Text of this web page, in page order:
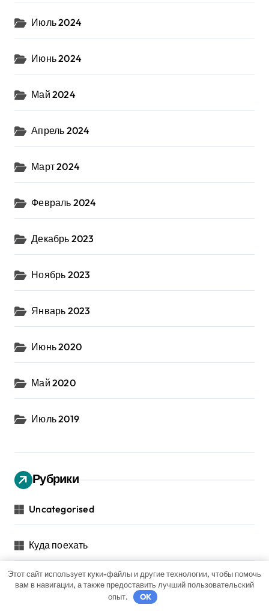
Июль 2024
Июнь 2024
Май 2024
Апрель 2024
Март 2024
Февраль 2024
Декабрь 2023
Ноябрь 2023
Январь 2023
Июнь 2020
Май 2020
Июль 2019
Рубрики
Uncategorised
Куда поехать
Новости авто
Этот сайт использует куки-файлы и другие технологии, чтобы помочь
вам в навигации, а также предоставить лучший пользовательский
опыт.
OK